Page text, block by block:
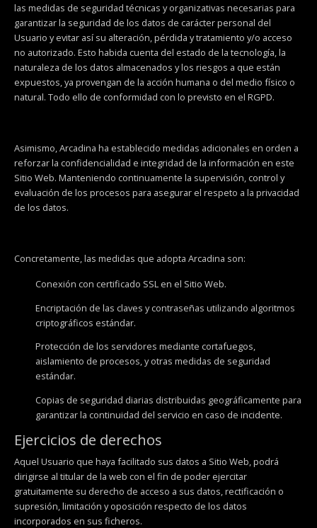
las medidas de seguridad técnicas y organizativas necesarias para
garantizar la seguridad de los datos de carácter personal del
Usuario y evitar así su alteración, pérdida y tratamiento y/o acceso
no autorizado. Esto habida cuenta del estado de la tecnología, la
naturaleza de los datos almacenados y los riesgos a que están
expuestos, ya provengan de la acción humana o del medio físico o
natural. Todo ello de conformidad con lo previsto en el RGPD.
Asimismo, Arcadina ha establecido medidas adicionales en orden a
reforzar la confidencialidad e integridad de la información en este
Sitio Web. Manteniendo continuamente la supervisión, control y
evaluación de los procesos para asegurar el respeto a la privacidad
de los datos.
Concretamente, las medidas que adopta Arcadina son:
Conexión con certificado SSL en el Sitio Web.
Encriptación de las claves y contraseñas utilizando algoritmos
criptográficos estándar.
Protección de los servidores mediante cortafuegos,
aislamiento de procesos, y otras medidas de seguridad
estándar.
Copias de seguridad diarias distribuidas geográficamente para
garantizar la continuidad del servicio en caso de incidente.
Ejercicios de derechos
Aquel Usuario que haya facilitado sus datos a Sitio Web, podrá
dirigirse al titular de la web con el fin de poder ejercitar
gratuitamente su derecho de acceso a sus datos, rectificación o
supresión, limitación y oposición respecto de los datos
incorporados en sus ficheros.